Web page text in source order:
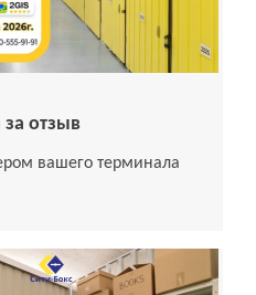
отзыв
вашего терминала